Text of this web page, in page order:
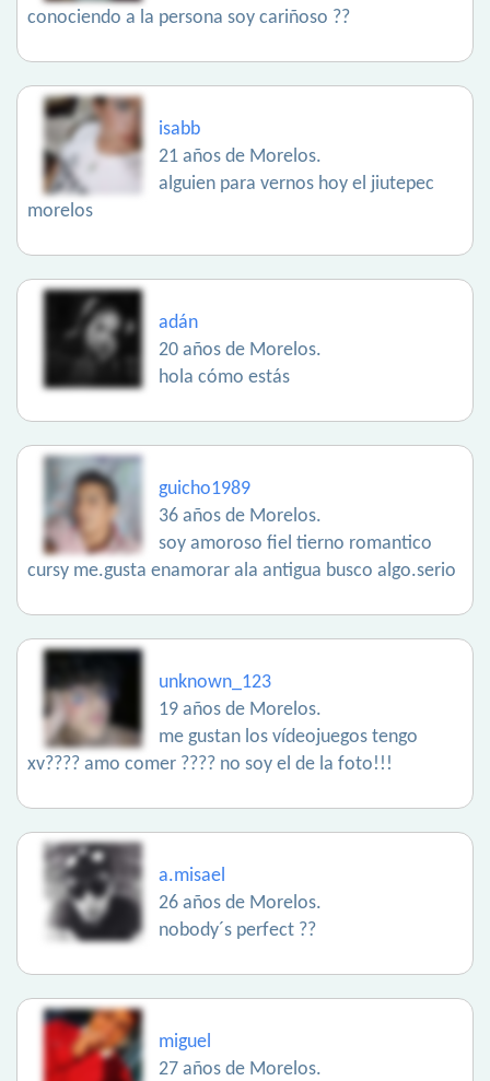
conociendo a la persona soy cariñoso ??
isabb
21 años de Morelos.
alguien para vernos hoy el jiutepec
morelos
adán
20 años de Morelos.
hola cómo estás
guicho1989
36 años de Morelos.
soy amoroso fiel tierno romantico
cursy me.gusta enamorar ala antigua busco algo.serio
unknown_123
19 años de Morelos.
me gustan los vídeojuegos tengo
xv???? amo comer ???? no soy el de la foto!!!
a.misael
26 años de Morelos.
nobody´s perfect ??
miguel
27 años de Morelos.